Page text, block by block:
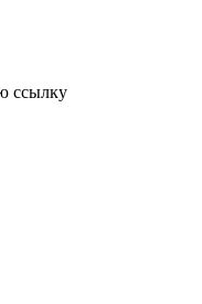
ссылку